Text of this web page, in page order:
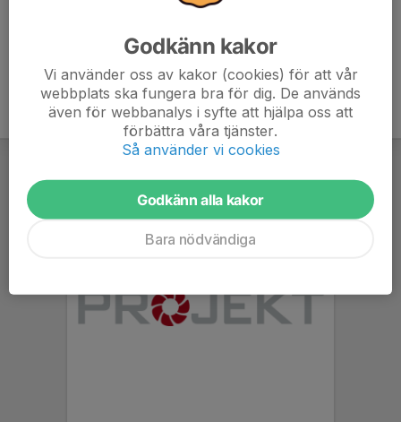
Godkänn kakor
Vi använder oss av kakor (cookies) för att vår
webbplats ska fungera bra för dig. De används
även för webbanalys i syfte att hjälpa oss att
förbättra våra tjänster.
Så använder vi cookies
Godkänn alla kakor
Bara nödvändiga